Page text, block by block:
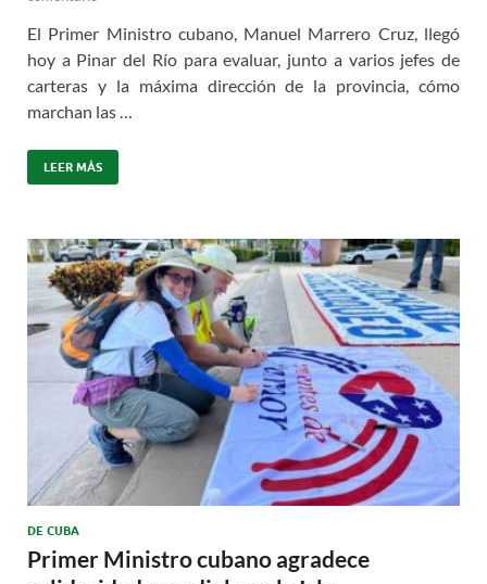
El Primer Ministro cubano, Manuel Marrero Cruz, llegó
hoy a Pinar del Río para evaluar, junto a varios jefes de
carteras y la máxima dirección de la provincia, cómo
marchan las …
LEER MÁS
DE CUBA
Primer Ministro cubano agradece